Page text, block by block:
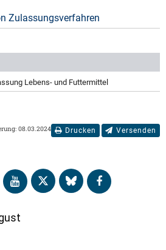
Zulassungsverfahren
Lebens- und Futtermittel
Drucken Versenden
08.03.2024